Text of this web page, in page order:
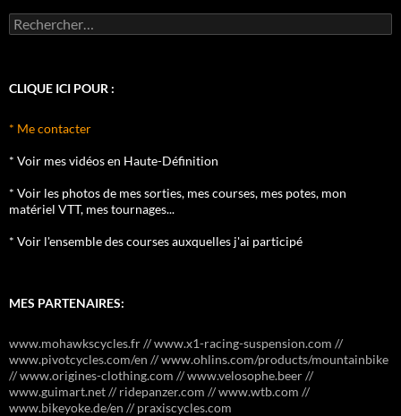
Rechercher :
CLIQUE ICI POUR :
* Me contacter
* Voir mes vidéos en Haute-Définition
* Voir les photos de mes sorties, mes courses, mes potes, mon
matériel VTT, mes tournages...
* Voir l'ensemble des courses auxquelles j'ai participé
MES PARTENAIRES:
www.mohawkscycles.fr // www.x1-racing-suspension.com //
www.pivotcycles.com/en // www.ohlins.com/products/mountainbike
// www.origines-clothing.com // www.velosophe.beer //
www.guimart.net // ridepanzer.com // www.wtb.com //
www.bikeyoke.de/en // praxiscycles.com